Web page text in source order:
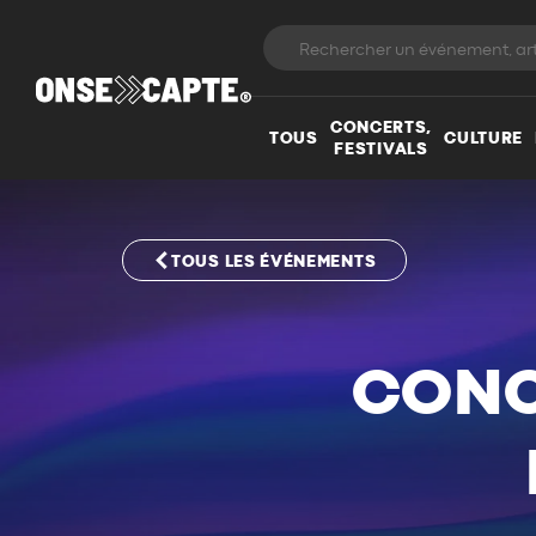
TOUS
CONCERTS,
FESTIVALS
CULTURE
TOUS LES ÉVÉNEMENTS